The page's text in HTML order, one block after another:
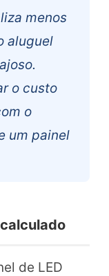
menos
aluguel
o custo
o
um painel
de LED